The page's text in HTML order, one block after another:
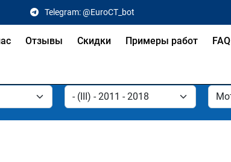
Telegram: @EuroCT_bot
Отзывы Скидки Примеры работ FAQ